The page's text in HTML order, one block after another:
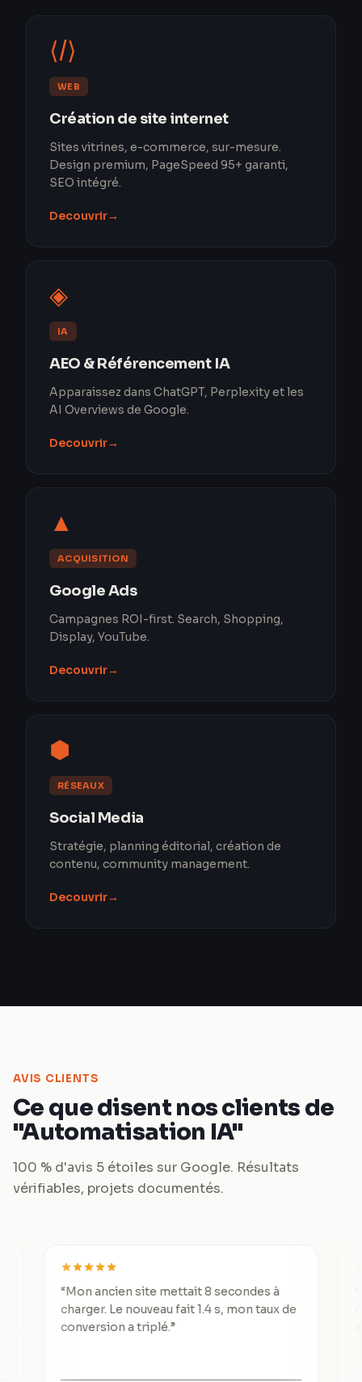
⟨/⟩
WEB
Création de site internet
Sites vitrines, e-commerce, sur-mesure.
Design premium, PageSpeed 95+ garanti,
SEO intégré.
Decouvrir→
◈
IA
AEO & Référencement IA
Apparaissez dans ChatGPT, Perplexity et les
AI Overviews de Google.
Decouvrir→
▲
ACQUISITION
Google Ads
Campagnes ROI-first. Search, Shopping,
Display, YouTube.
Decouvrir→
⬢
RÉSEAUX
Social Media
Stratégie, planning éditorial, création de
contenu, community management.
Decouvrir→
AVIS CLIENTS
Ce que disent nos clients de
"Automatisation IA"
100 % d'avis 5 étoiles sur Google. Résultats
vérifiables, projets documentés.
Mon ancien site mettait 8 secondes à
charger. Le nouveau fait 1.4 s, mon taux de
conversion a triplé.”